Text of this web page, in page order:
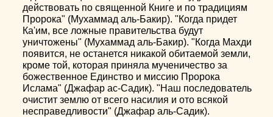
действовать по священной Книге и по традициям
Пророка" (Мухаммад аль-Бакир). "Когда придет
Ка'им, все ложные правительства будут
уничтожены" (Мухаммад аль-Бакир). "Когда Махди
появится, не останется никакой обитаемой земли,
кроме той, которая приняла мученичество за
божественное Единство и миссию Пророка
Ислама" (Джафар ас-Садик). "Наш последователь
очистит землю от всего насилия и ото всякой
несправедливости" (Джафар аль-Садик).